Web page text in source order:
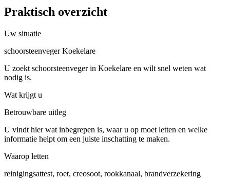
Praktisch overzicht
Uw situatie
schoorsteenveger Koekelare
U zoekt schoorsteenveger in Koekelare en wilt snel weten wat
nodig is.
Wat krijgt u
Betrouwbare uitleg
U vindt hier wat inbegrepen is, waar u op moet letten en welke
informatie helpt om een juiste inschatting te maken.
Waarop letten
reinigingsattest, roet, creosoot, rookkanaal, brandverzekering